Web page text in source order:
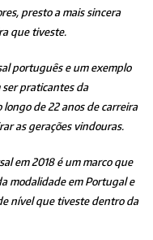
presto a mais sincera
que tiveste.
português e um exemplo
ser praticantes da
de 22 anos de carreira
as gerações vindouras.
em 2018 é um marco que
modalidade em Portugal e
nível que tiveste dentro da